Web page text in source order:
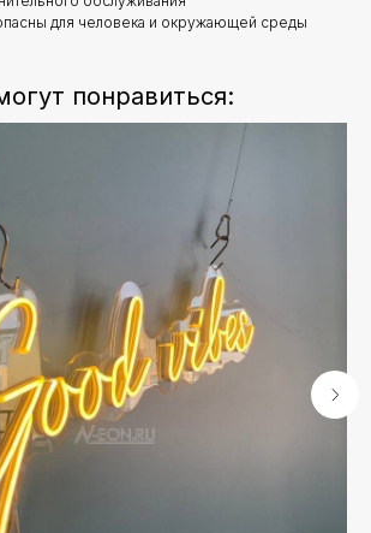
для человека и окружающей среды
понравиться: